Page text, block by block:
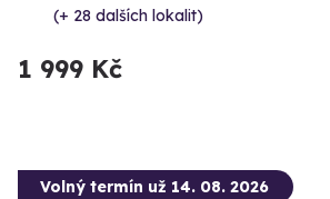
(+ 28 dalších lokalit)
1 999 Kč
Volný termín už 14. 08. 2026